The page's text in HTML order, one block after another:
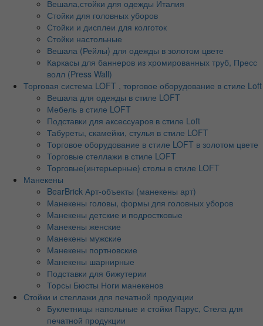
Вешала,стойки для одежды Италия
Стойки для головных уборов
Стойки и дисплеи для колготок
Стойки настольные
Вешала (Рейлы) для одежды в золотом цвете
Каркасы для баннеров из хромированных труб, Пресс
волл (Press Wall)
Торговая система LOFT , торговое оборудование в стиле Loft
Вешала для одежды в стиле LOFT
Мебель в стиле LOFT
Подставки для аксессуаров в стиле Loft
Табуреты, скамейки, стулья в стиле LOFT
Торговое оборудование в стиле LOFT в золотом цвете
Торговые стеллажи в стиле LOFT
Торговые(интерьерные) столы в стиле LOFT
Манекены
BearBrick Арт-объекты (манекены арт)
Манекены головы, формы для головных уборов
Манекены детские и подростковые
Манекены женские
Манекены мужские
Манекены портновские
Манекены шарнирные
Подставки для бижутерии
Торсы Бюсты Ноги манекенов
Стойки и стеллажи для печатной продукции
Буклетницы напольные и стойки Парус, Стела для
печатной продукции